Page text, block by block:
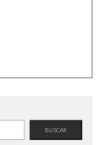
BUSCAR